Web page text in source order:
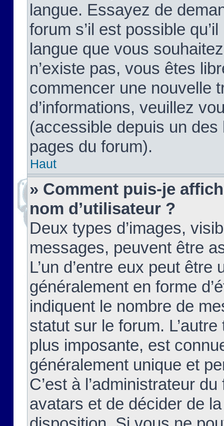
langue. Essayez de
forum s’il est possible
langue que vous
n’existe pas, vous êtes
commencer une nouvelle
d’informations, veuillez
(accessible depuis un
pages du forum).
Haut
» Comment puis-je
nom d’utilisateur ?
Deux types d’images,
messages, peuvent être
L’un d’entre eux peut
généralement en forme
indiquent le nombre de
statut sur le forum.
plus imposante, est
généralement unique et
C’est à l’administrateur
avatars et de décider de